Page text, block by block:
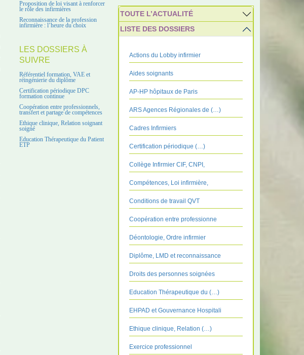
Proposition de loi visant à renforcer
le rôle des infirmières
Reconnaissance de la profession
infirmière : l’heure du choix
LES DOSSIERS À
SUIVRE
Référentiel formation, VAE et
réingénierie du diplôme
Certification périodique DPC
formation continue
Coopération entre professionnels,
transfert et partage de compétences
Ethique clinique, Relation soignant
soigné
Education Thérapeutique du Patient
ETP
TOUTE L’ACTUALITÉ
LISTE DES DOSSIERS
Actions du Lobby infirmier
Aides soignants
AP-HP hôpitaux de Paris
ARS Agences Régionales de (…)
Cadres Infirmiers
Certification périodique (…)
Collège Infirmier CIF, CNPI,
Compétences, Loi infirmière,
Conditions de travail QVT
Coopération entre professionne
Déontologie, Ordre infirmier
Diplôme, LMD et reconnaissance
Droits des personnes soignées
Education Thérapeutique du (…)
EHPAD et Gouvernance Hospitali
Ethique clinique, Relation (…)
Exercice professionnel